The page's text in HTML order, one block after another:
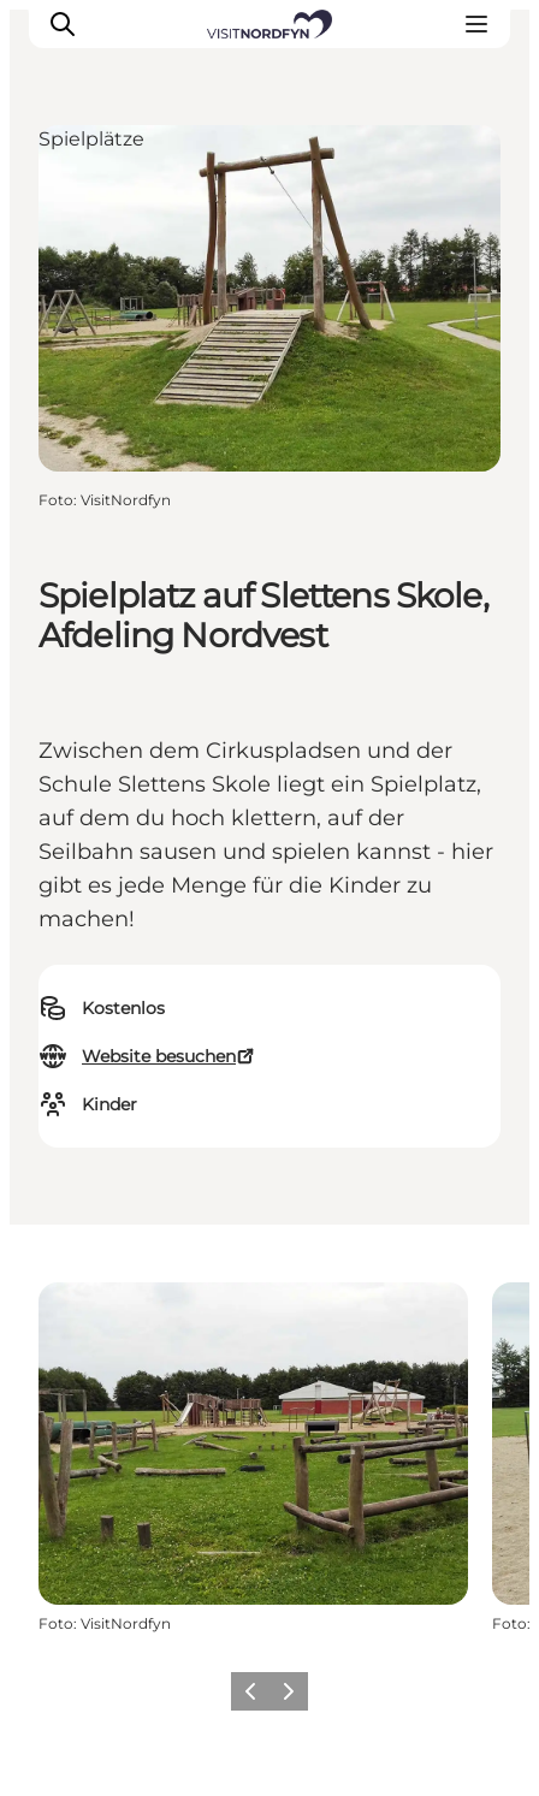
Eventkalender
Essen und Trinken
Unterkünfte
Erlebnisbuchung
Für Kinder
Spielplatz auf Slettens Skole,
Afdeling Nordvest
Zwischen dem Cirkuspladsen und der
Schule Slettens Skole liegt ein Spielplatz,
auf dem du hoch klettern, auf der
Seilbahn sausen und spielen kannst - hier
gibt es jede Menge für die Kinder zu
machen!
Kostenlos
Website besuchen
Kinder
Spielplätze
Foto: VisitNordfyn
Foto: VisitNordfyn Foto:
Vorherige Folie
Nächste Folie